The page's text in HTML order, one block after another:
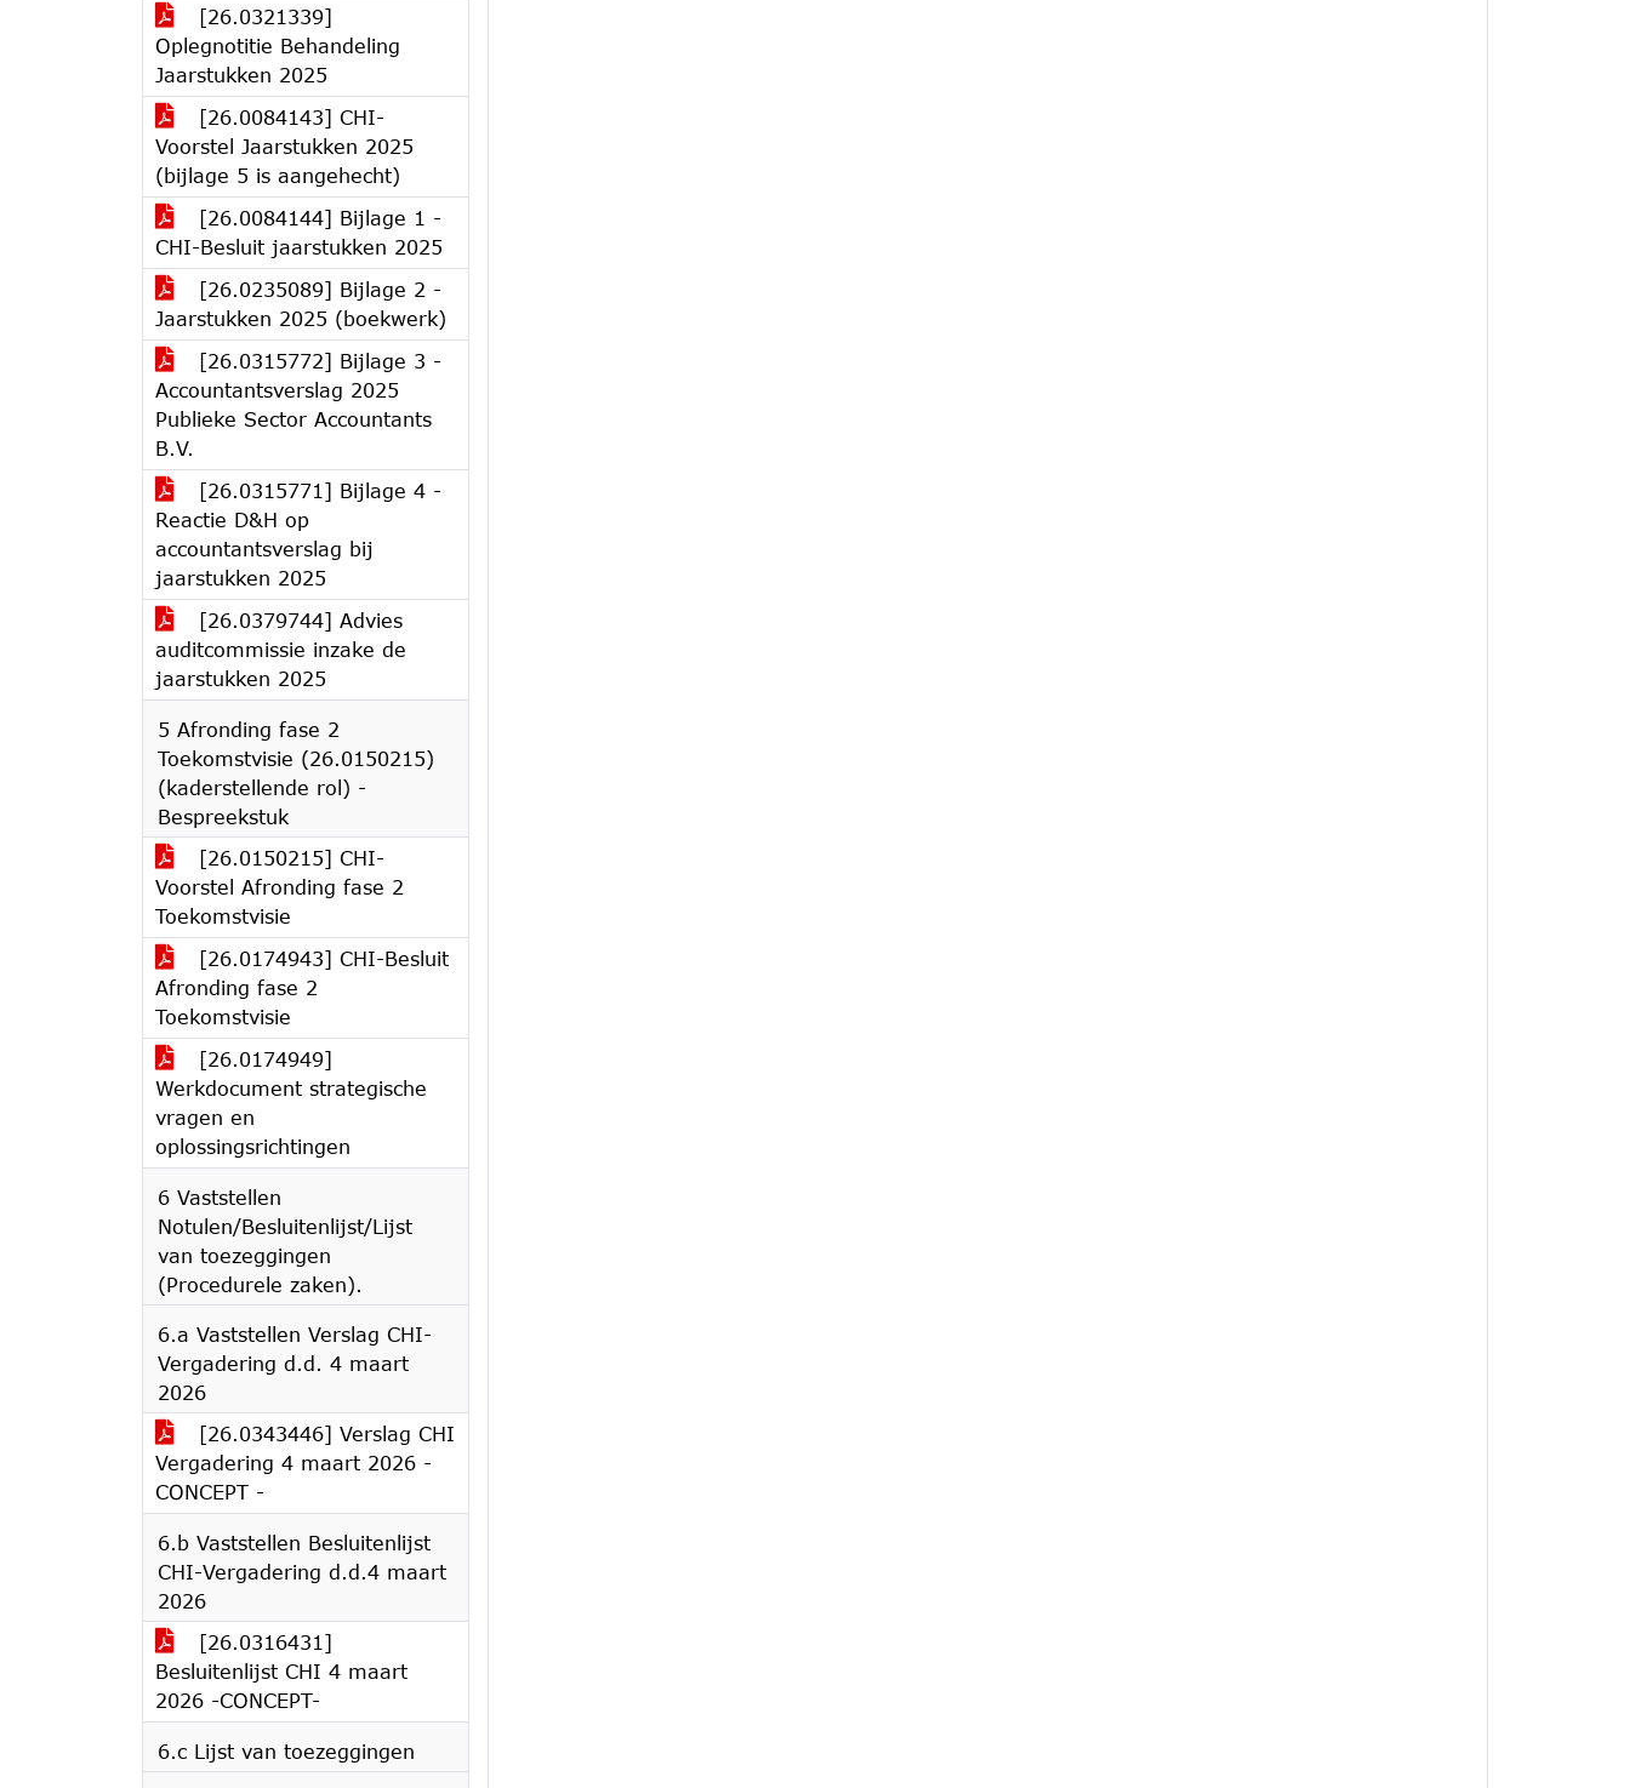
[26.0321339]
Oplegnotitie Behandeling
Jaarstukken 2025
[26.0084143] CHI-
Voorstel Jaarstukken 2025
(bijlage 5 is aangehecht)
[26.0084144] Bijlage 1 -
CHI-Besluit jaarstukken 2025
[26.0235089] Bijlage 2 -
Jaarstukken 2025 (boekwerk)
[26.0315772] Bijlage 3 -
Accountantsverslag 2025
Publieke Sector Accountants
B.V.
[26.0315771] Bijlage 4 -
Reactie D&H op
accountantsverslag bij
jaarstukken 2025
[26.0379744] Advies
auditcommissie inzake de
jaarstukken 2025
5 Afronding fase 2
Toekomstvisie (26.0150215)
(kaderstellende rol) -
Bespreekstuk
[26.0150215] CHI-
Voorstel Afronding fase 2
Toekomstvisie
[26.0174943] CHI-Besluit
Afronding fase 2
Toekomstvisie
[26.0174949]
Werkdocument strategische
vragen en
oplossingsrichtingen
6 Vaststellen
Notulen/Besluitenlijst/Lijst
van toezeggingen
(Procedurele zaken).
6.a Vaststellen Verslag CHI-
Vergadering d.d. 4 maart
2026
[26.0343446] Verslag CHI
Vergadering 4 maart 2026 -
CONCEPT -
6.b Vaststellen Besluitenlijst
CHI-Vergadering d.d.4 maart
2026
[26.0316431]
Besluitenlijst CHI 4 maart
2026 -CONCEPT-
6.c Lijst van toezeggingen